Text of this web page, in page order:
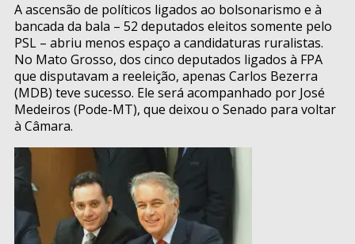
A ascensão de políticos ligados ao bolsonarismo e à
bancada da bala – 52 deputados eleitos somente pelo
PSL – abriu menos espaço a candidaturas ruralistas.
No Mato Grosso, dos cinco deputados ligados à FPA
que disputavam a reeleição, apenas Carlos Bezerra
(MDB) teve sucesso. Ele será acompanhado por José
Medeiros (Pode-MT), que deixou o Senado para voltar
à Câmara.